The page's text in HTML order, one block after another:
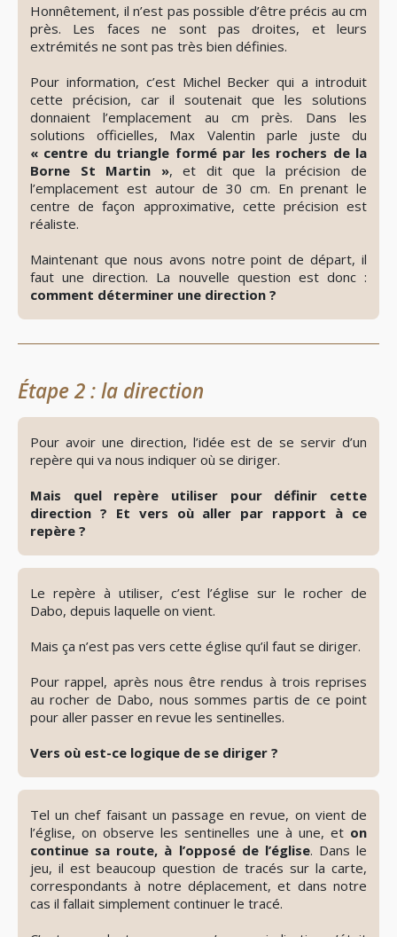
Honnêtement, il n’est pas possible d’être précis au cm
près. Les faces ne sont pas droites, et leurs
extrémités ne sont pas très bien définies.
Pour information, c’est Michel Becker qui a introduit
cette précision, car il soutenait que les solutions
donnaient l’emplacement au cm près. Dans les
solutions officielles, Max Valentin parle juste du
« centre du triangle formé par les rochers de la
Borne St Martin », et dit que la précision de
l’emplacement est autour de 30 cm. En prenant le
centre de façon approximative, cette précision est
réaliste.
Maintenant que nous avons notre point de départ, il
faut une direction. La nouvelle question est donc :
comment déterminer une direction ?
Étape 2 : la direction
👁️
le
Pour avoir une direction, l’idée est de se servir d’un
repère qui va nous indiquer où se diriger.
Mais quel repère utiliser pour définir cette
direction ? Et vers où aller par rapport à ce
repère ?
le
Le repère à utiliser, c’est l’église sur le rocher de
Dabo, depuis laquelle on vient.
Mais ça n’est pas vers cette église qu’il faut se diriger.
Pour rappel, après nous être rendus à trois reprises
au rocher de Dabo, nous sommes partis de ce point
pour aller passer en revue les sentinelles.
Vers où est-ce logique de se diriger ?
le
Tel un chef faisant un passage en revue, on vient de
l’église, on observe les sentinelles une à une, et on
continue sa route, à l’opposé de l’église. Dans le
jeu, il est beaucoup question de tracés sur la carte,
correspondants à notre déplacement, et dans notre
cas il fallait simplement continuer le tracé.